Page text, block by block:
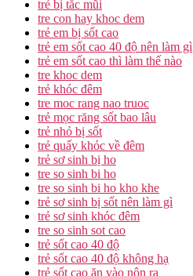
trẻ bị tắc mũi
tre con hay khoc dem
trẻ em bị sốt cao
trẻ em sốt cao 40 độ nên làm gì
trẻ em sốt cao thì làm thế nào
tre khoc dem
trẻ khóc đêm
tre moc rang nao truoc
trẻ mọc răng sốt bao lâu
trẻ nhỏ bị sốt
trẻ quấy khóc về đêm
trẻ sơ sinh bị ho
tre so sinh bi ho
tre so sinh bi ho kho khe
trẻ sơ sinh bị sốt nên làm gì
trẻ sơ sinh khóc đêm
tre so sinh sot cao
trẻ sốt cao 40 độ
trẻ sốt cao 40 độ không hạ
trẻ sốt cao ăn vào nôn ra